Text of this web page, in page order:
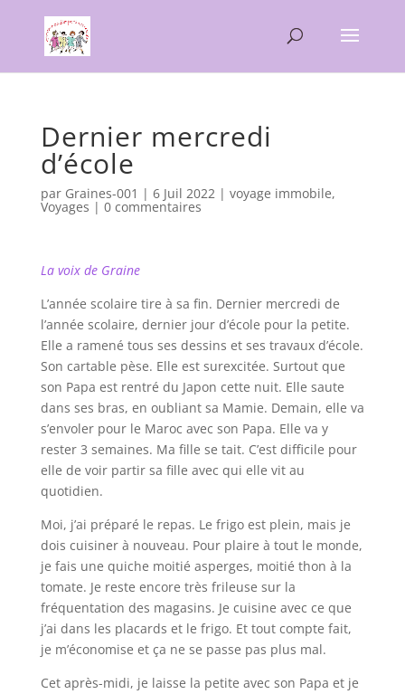
Dernier mercredi
d’école
par Graines-001 | 6 Juil 2022| voyage immobile,
Voyages | 0 commentaires
La voix de Graine
L’année scolaire tire à sa fin. Dernier mercredi de
l’année scolaire, dernier jour d’école pour la petite.
Elle a ramené tous ses dessins et ses travaux d’école.
Son cartable pèse. Elle est surexcitée. Surtout que
son Papa est rentré du Japon cette nuit. Elle saute
dans ses bras, en oubliant sa Mamie. Demain, elle va
s’envoler pour le Maroc avec son Papa. Elle va y
rester 3 semaines. Ma fille se tait. C’est difficile pour
elle de voir partir sa fille avec qui elle vit au
quotidien.
Moi, j’ai préparé le repas. Le frigo est plein, mais je
dois cuisiner à nouveau. Pour plaire à tout le monde,
je fais une quiche moitié asperges, moitié thon à la
tomate. Je reste encore très frileuse sur la
fréquentation des magasins. Je cuisine avec ce que
j’ai dans les placards et le frigo. Et tout compte fait,
je m’économise et ça ne se passe pas plus mal.
Cet après-midi, je laisse la petite avec son Papa et je